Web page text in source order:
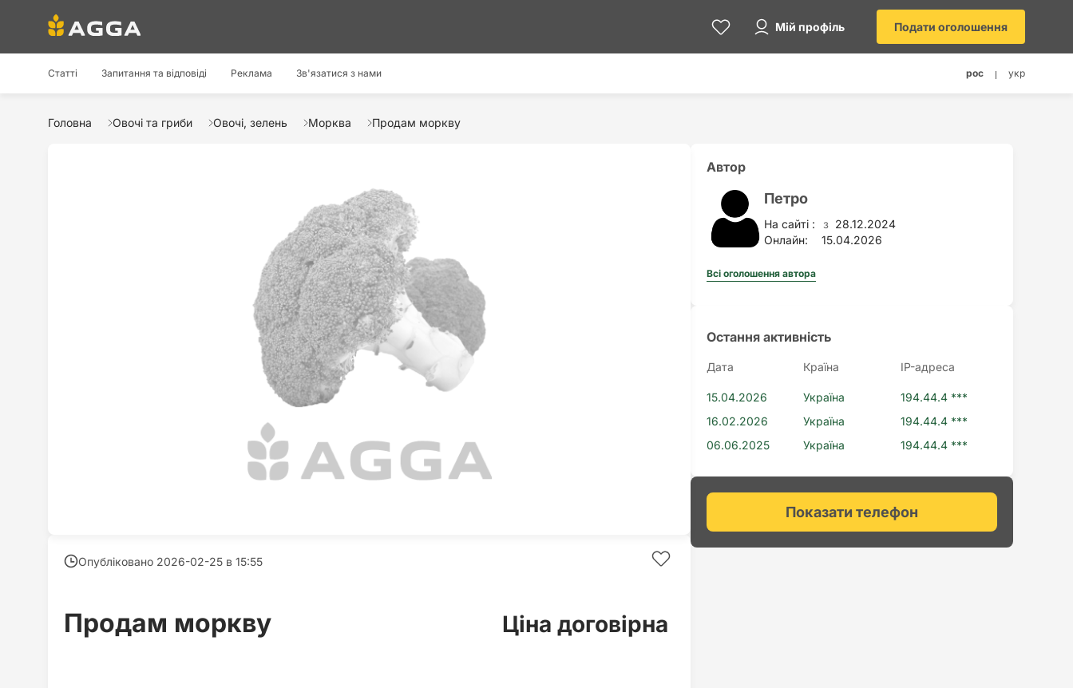
Мій профіль Подати оголошення
Статті Запитання та відповіді Реклама Зв'язатися з нами рос укр
Головна Овочі та гриби Овочі, зелень Морква Продам моркву
Опубліковано 2026-02-25 в 15:55
Продам моркву Ціна договірна
Автор
Петро
На сайті : з 28.12.2024
Онлайн:
15.04.2026
Всі оголошення автора
Остання активність
Дата Країна IP-адреса
15.04.2026 Україна
194.44.4 ***
16.02.2026
Україна
194.44.4 ***
06.06.2025
Україна 194.44.4 ***
Показати телефон